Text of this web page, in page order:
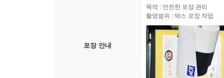
포장 안내
목적 : 안전한 포장 관리
촬영범위 : 박스 포장 작업